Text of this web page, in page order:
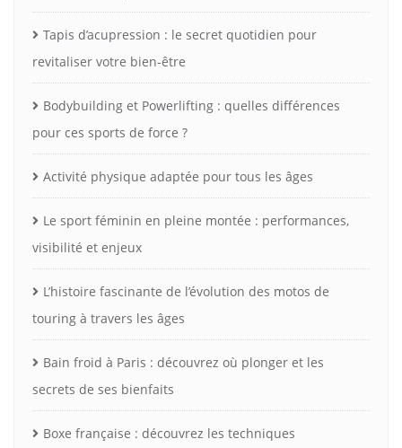
Tapis d’acupression : le secret quotidien pour
revitaliser votre bien-être
Bodybuilding et Powerlifting : quelles différences
pour ces sports de force ?
Activité physique adaptée pour tous les âges
Le sport féminin en pleine montée : performances,
visibilité et enjeux
L’histoire fascinante de l’évolution des motos de
touring à travers les âges
Bain froid à Paris : découvrez où plonger et les
secrets de ses bienfaits
Boxe française : découvrez les techniques